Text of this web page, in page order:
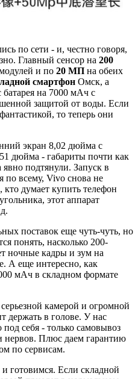
по сети - и, честно говоря,
Главный сенсор на 200
и по 20 МП на обеих
смартфон Омск, а
на 7000 мАч с
защитой от воды. Если
то теперь они
экран 8,02 дюйма с
дюйма - габариты почти как
подтянули. Запуск в
по всему, Vivo снова не
кто думает купить телефон
этот аппарат
поставок еще чуть-чуть, но
понять, насколько 200-
ночные кадры и зум на
А еще интересно, как
мАч в складном формате
камерой и огромной
держать в голове. У нас
себя - только самовывоз
Плюс даем гарантию
по сервисам.
готовимся. Если складной